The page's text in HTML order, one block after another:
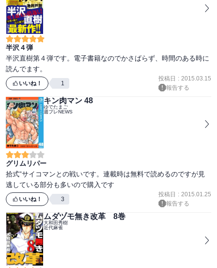
半沢４弾
半沢直樹第４弾です。電子書籍なのでかさばらず、時間のある時に
読んでます。
いいね！ 1
投稿日 : 2015.03.15
報告する
キン肉マン 48
ゆでたまご
週プレNEWS
グリムリパー
拾式”サイコマンとの戦いです。連載時は無料で読めるのですが見
逃している部分も多いので購入です
いいね！ 3
投稿日 : 2015.01.25
報告する
ムダヅモ無き改革 8巻
大和田秀樹
近代麻雀